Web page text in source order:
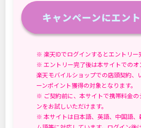
キャンペーンにエン
※ 楽天IDでログインするとエントリー
※ エントリー完了後は本サイトでのオ
楽天モバイルショップでの店頭契約、
ーンポイント獲得の対象となります。
※ ご契約前に、本サイトで携帯料金の
ンをお試しいただけます。
※ 本サイトは日本語、英語、中国語、